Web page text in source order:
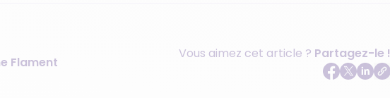
Flament
Vous aimez cet article ? Partagez-le !